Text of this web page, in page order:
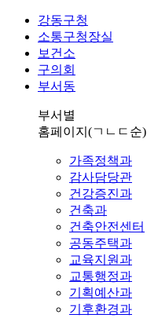
강동구청
소통구청장실
보건소
구의회
부서동
부서별
홈페이지 (ㄱㄴㄷ순)
가족정책과
감사담당관
건강증진과
건축과
건축안전센터
공동주택과
교육지원과
교통행정과
기획예산과
기후환경과